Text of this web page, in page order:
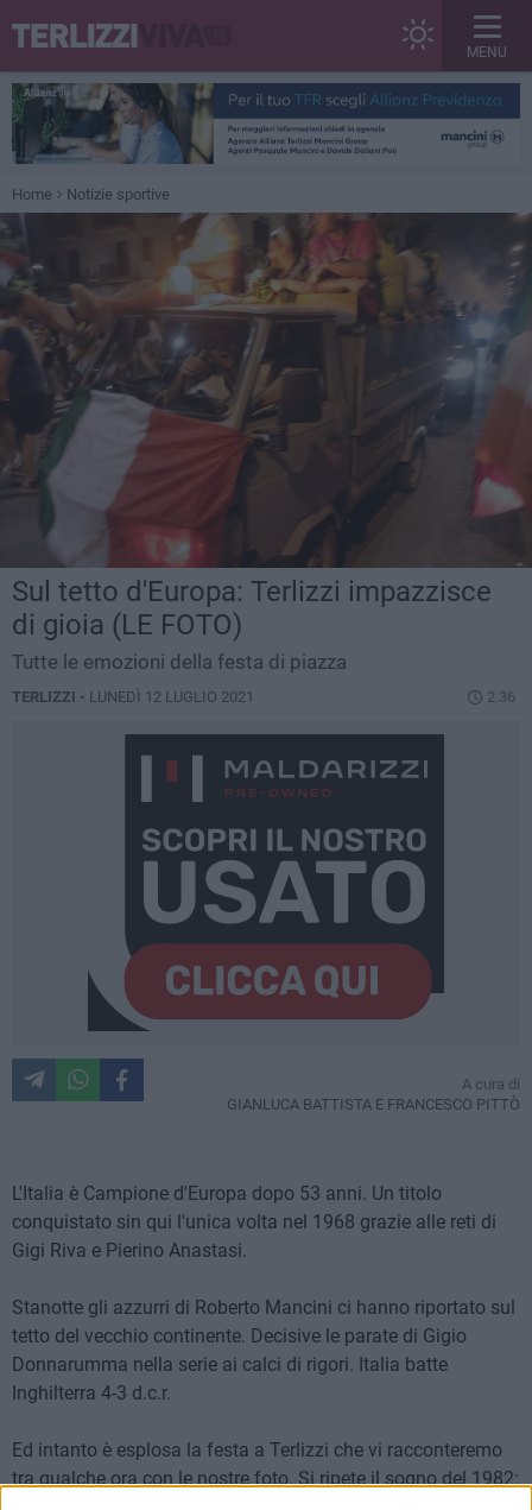
MENU
Home Notizie sportive
Sul tetto d'Europa: Terlizzi impazzisce
di gioia (LE FOTO)
Tutte le emozioni della festa di piazza
TERLIZZI - LUNEDÌ 12 LUGLIO 2021 2.36
A cura di
GIANLUCA BATTISTA E FRANCESCO PITTÒ
L'Italia è Campione d'Europa dopo 53 anni. Un titolo
conquistato sin qui l'unica volta nel 1968 grazie alle reti di
Gigi Riva e Pierino Anastasi.
Stanotte gli azzurri di Roberto Mancini ci hanno riportato sul
tetto del vecchio continente. Decisive le parate di Gigio
Donnarumma nella serie ai calci di rigori. Italia batte
Inghilterra 4-3 d.c.r.
Ed intanto è esplosa la festa a Terlizzi che vi racconteremo
tra qualche ora con le nostre foto. Si ripete il sogno del 1982: